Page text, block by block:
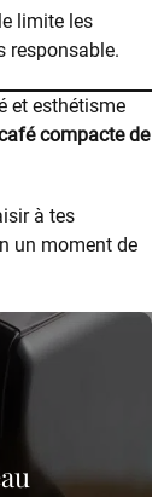
limite les
responsable.
et esthétisme
compacte de
à tes
un moment de